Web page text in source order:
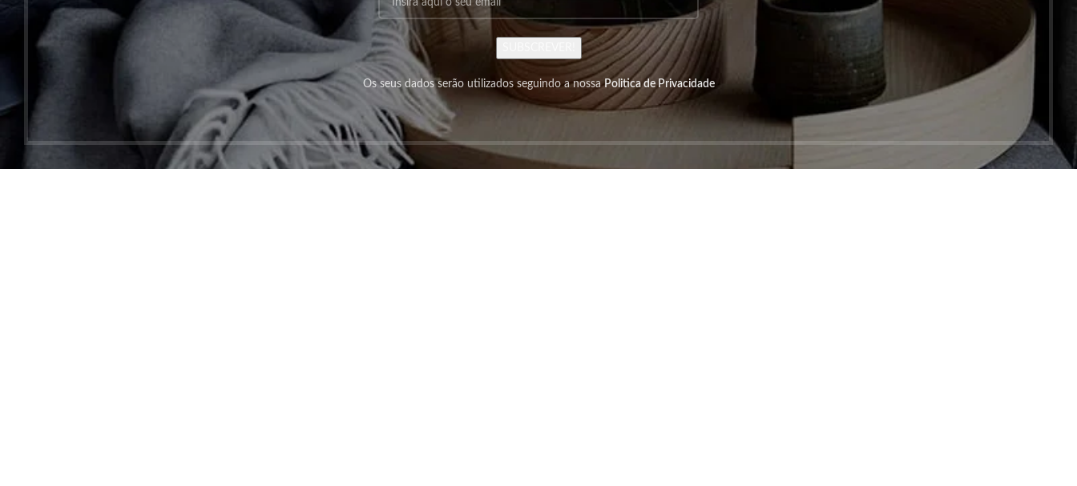
Os seus dados serão utilizados seguindo a nossaPolitica de Privacidade